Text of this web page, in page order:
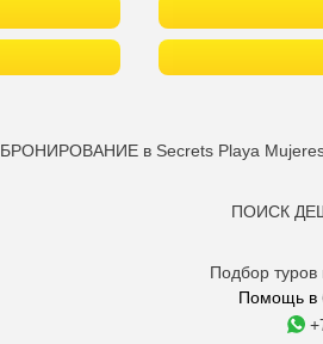
БРОНИРОВАНИЕ в Secrets Playa
ПОИСК
Подбор
Помощь в